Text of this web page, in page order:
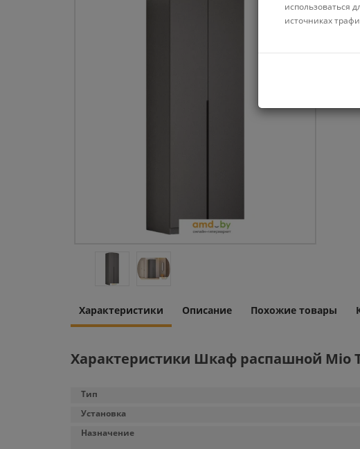
Характеристики Описание Похожие товары
Характеристики Шкаф распашной Mio
Тип
Установка
Назначение
использоваться
источниках